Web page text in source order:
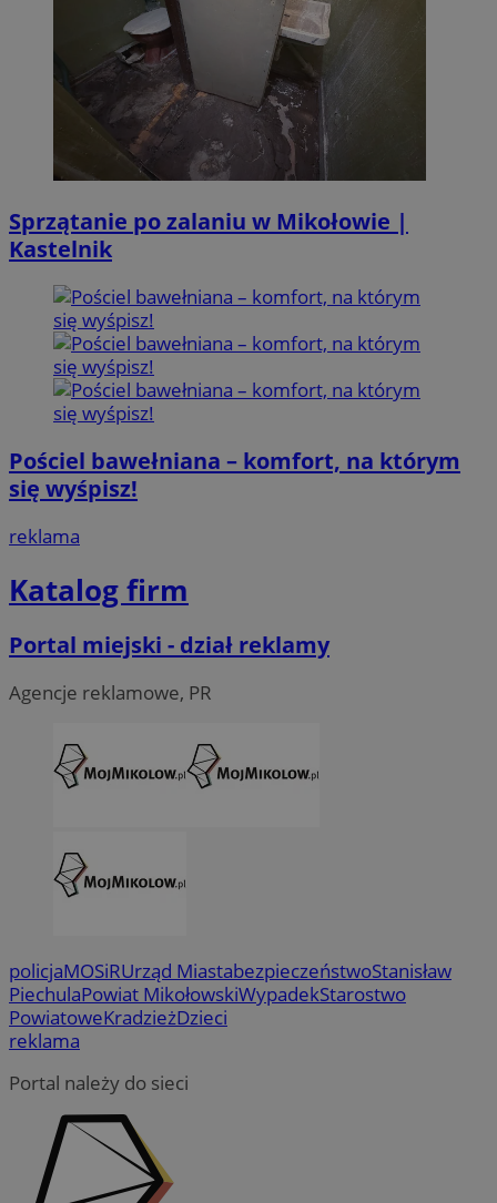
Sprzątanie po zalaniu w Mikołowie |
Kastelnik
Pościel bawełniana – komfort, na którym
się wyśpisz!
reklama
Katalog firm
Portal miejski - dział reklamy
Agencje reklamowe, PR
policjaMOSiRUrząd MiastabezpieczeństwoStanisław
PiechulaPowiat MikołowskiWypadekStarostwo
PowiatoweKradzieżDzieci
reklama
Portal należy do sieci